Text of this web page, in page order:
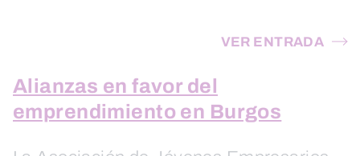
VER ENTRADA
Alianzas en favor del
emprendimiento en Burgos